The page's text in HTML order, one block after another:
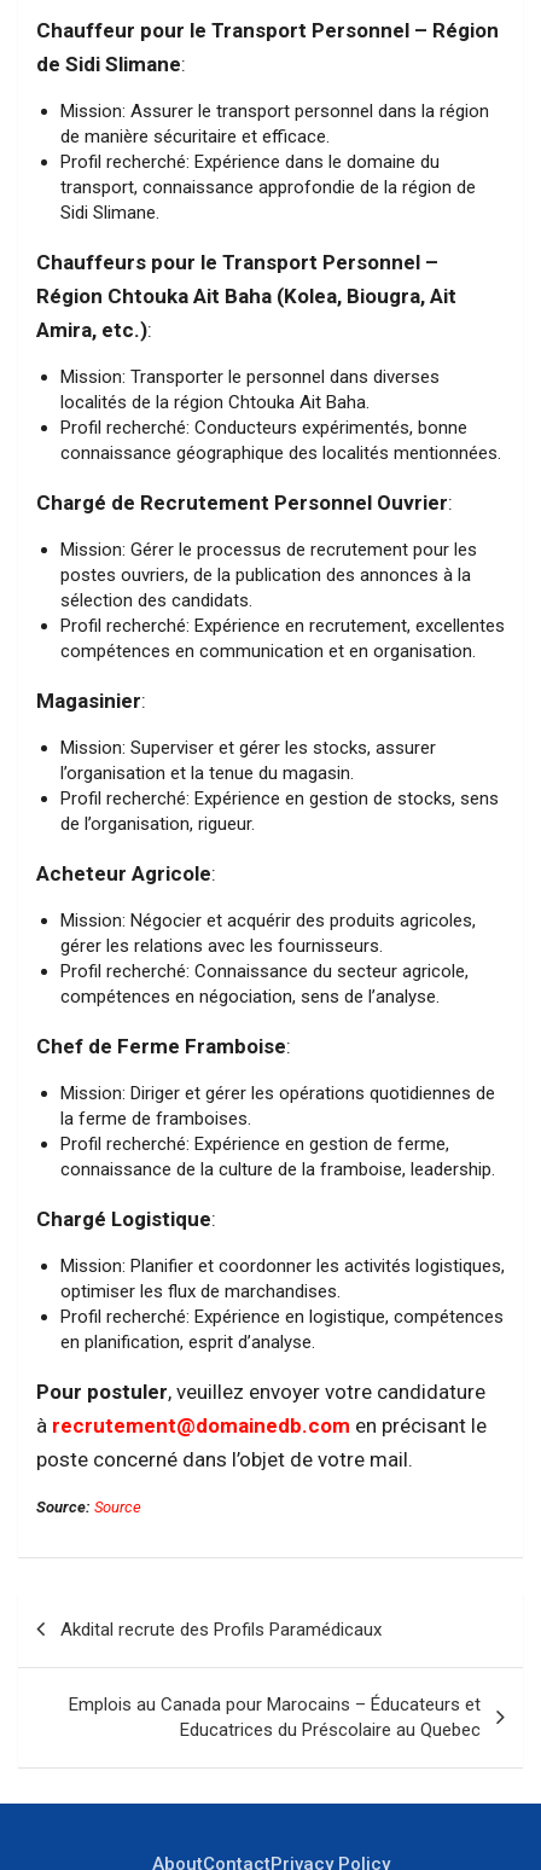
Chauffeur pour le Transport Personnel – Région
de Sidi Slimane:
Mission: Assurer le transport personnel dans la région
de manière sécuritaire et efficace.
Profil recherché: Expérience dans le domaine du
transport, connaissance approfondie de la région de
Sidi Slimane.
Chauffeurs pour le Transport Personnel –
Région Chtouka Ait Baha (Kolea, Biougra, Ait
Amira, etc.):
Mission: Transporter le personnel dans diverses
localités de la région Chtouka Ait Baha.
Profil recherché: Conducteurs expérimentés, bonne
connaissance géographique des localités mentionnées.
Chargé de Recrutement Personnel Ouvrier:
Mission: Gérer le processus de recrutement pour les
postes ouvriers, de la publication des annonces à la
sélection des candidats.
Profil recherché: Expérience en recrutement, excellentes
compétences en communication et en organisation.
Magasinier:
Mission: Superviser et gérer les stocks, assurer
l’organisation et la tenue du magasin.
Profil recherché: Expérience en gestion de stocks, sens
de l’organisation, rigueur.
Acheteur Agricole:
Mission: Négocier et acquérir des produits agricoles,
gérer les relations avec les fournisseurs.
Profil recherché: Connaissance du secteur agricole,
compétences en négociation, sens de l’analyse.
Chef de Ferme Framboise:
Mission: Diriger et gérer les opérations quotidiennes de
la ferme de framboises.
Profil recherché: Expérience en gestion de ferme,
connaissance de la culture de la framboise, leadership.
Chargé Logistique:
Mission: Planifier et coordonner les activités logistiques,
optimiser les flux de marchandises.
Profil recherché: Expérience en logistique, compétences
en planification, esprit d’analyse.
Pour postuler, veuillez envoyer votre candidature
à recrutement@domainedb.com en précisant le
poste concerné dans l’objet de votre mail.
Source: Source
Akdital recrute des Profils Paramédicaux
Emplois au Canada pour Marocains – Éducateurs et
Educatrices du Préscolaire au Quebec
AboutContactPrivacy Policy